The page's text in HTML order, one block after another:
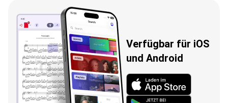
Verfügbar für iOS
und Android